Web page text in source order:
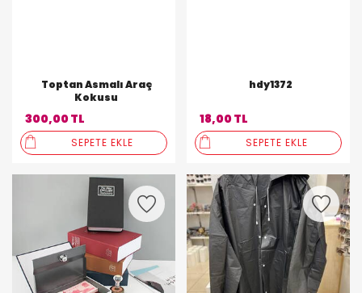
Toptan Asmalı Araç
Kokusu
300,00 TL
SEPETE EKLE
hdy1372
18,00 TL
SEPETE EKLE